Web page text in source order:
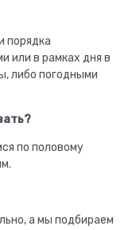
порядка
или в рамках дня в
либо погодными
по половому
а мы подбираем